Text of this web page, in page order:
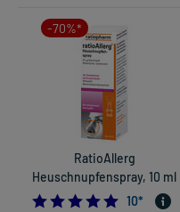
-70%*
RatioAllerg
Heuschnupfenspray, 10 ml
4.9
10*